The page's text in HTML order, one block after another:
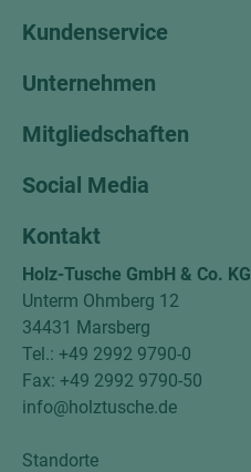
Kundenservice
Unternehmen
Mitgliedschaften
Social Media
Kontakt
Holz-Tusche GmbH & Co. KG
Unterm Ohmberg 12
34431 Marsberg
Tel.: +49 2992 9790-0
Fax: +49 2992 9790-50
info@holztusche.de
Standorte